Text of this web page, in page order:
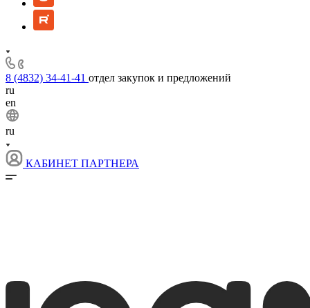
8 (4832) 34-41-41 отдел закупок и предложений
ru
en
ru
КАБИНЕТ ПАРТНЕРА